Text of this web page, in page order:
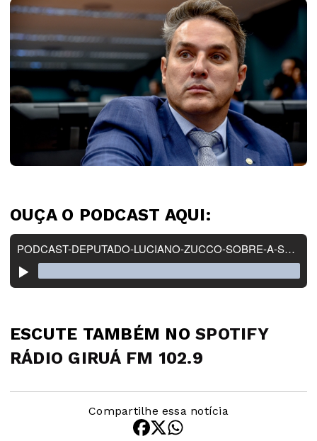
OUÇA O PODCAST AQUI:
ESCUTE TAMBÉM NOSPOTIFY
RÁDIO GIRUÁ FM 102.9
Compartilhe essa notícia